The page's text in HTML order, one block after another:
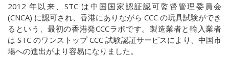
2012 年以来、STC は中国国家認証認可監督管理委員会
(CNCA) に認可され、香港にありながら CCC の玩具試験ができ
るという、最初の香港発CCCラボです。製造業者と輸入業者
はSTCのワンストップCCC試験認証サービスにより、中国市
場への進出がより容易になりました。